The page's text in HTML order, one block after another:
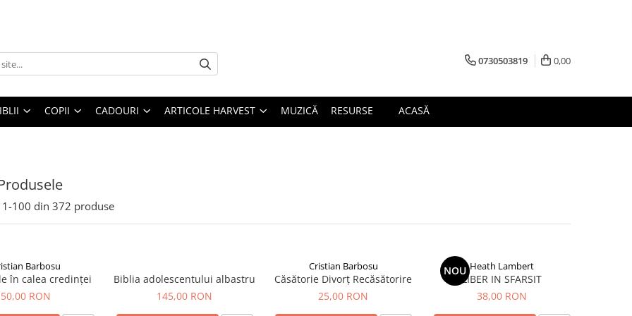
0730503819 0,00
COPII CADOURI ARTICOLE HARVEST MUZICĂ RESURSE ACASĂ
1-100 din 372 produse
Barbosu
în calea credinței
50,00 RON
Biblia adolescentului albastru
145,00 RON
Cristian Barbosu
Căsătorie Divorț Recăsătorire
25,00 RON
NOU Heath Lambert
LIBER IN SFARSIT
38,00 RON